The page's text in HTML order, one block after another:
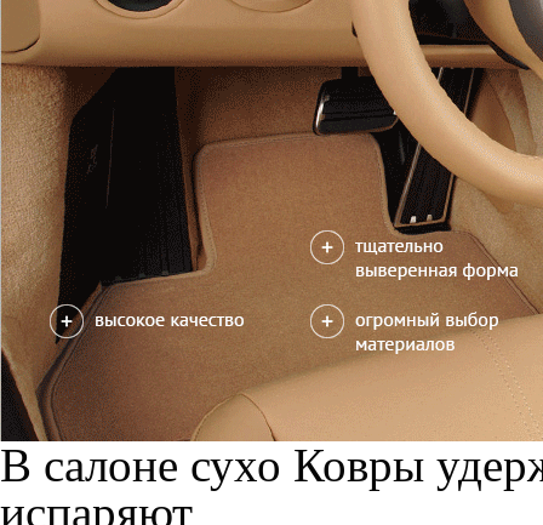
В салоне сухо Ковры
испаряют